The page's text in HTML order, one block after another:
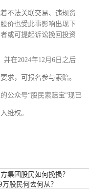
不法关联交易、违规资
价也受此事影响出现下
或可提起诉讼挽回投资
并在2024年12月6日之后
求，可报名参与索赔。
公众号“股民索赔宝”现已
维权。
集团股民如何挽损？
股民何去何从？